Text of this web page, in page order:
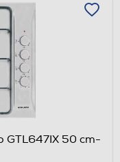
GTL647IX 50 cm-